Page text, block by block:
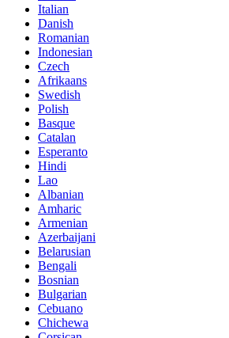
Italian
Danish
Romanian
Indonesian
Czech
Afrikaans
Swedish
Polish
Basque
Catalan
Esperanto
Hindi
Lao
Albanian
Amharic
Armenian
Azerbaijani
Belarusian
Bengali
Bosnian
Bulgarian
Cebuano
Chichewa